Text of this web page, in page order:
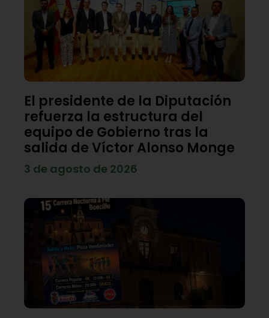
El presidente de la Diputación
refuerza la estructura del
equipo de Gobierno tras la
salida de Víctor Alonso Monge
3 de agosto de 2026